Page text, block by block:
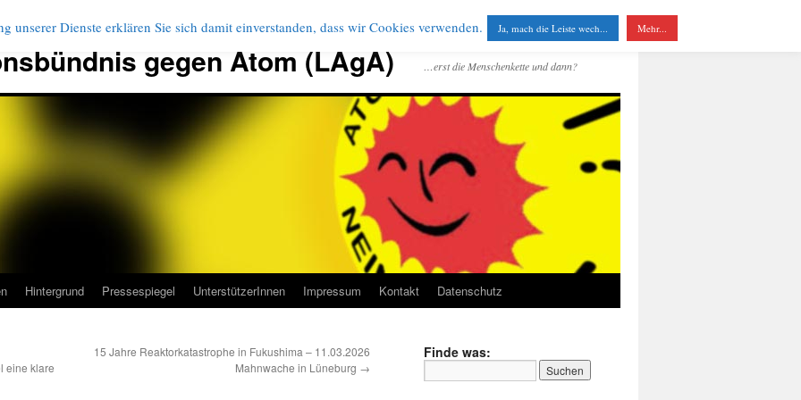
gegen Atom (LAgA) …erst die Menschenkette und dann?
Hintergrund Pressespiegel UnterstützerInnen Impressum Kontakt Datenschutz
eine klare
15 Jahre Reaktorkatastrophe in Fukushima – 11.03.2026
Mahnwache in Lüneburg →
Finde was:
unserer Dienste erklären Sie sich damit einverstanden, dass wir Cookies verwenden. Ja, mach die Leiste wech... Mehr...